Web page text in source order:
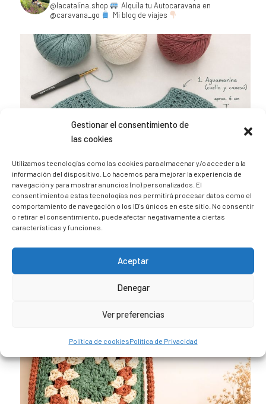
Gestionar el consentimiento de
las cookies
Utilizamos tecnologías como las cookies para almacenar y/o acceder a la
información del dispositivo. Lo hacemos para mejorar la experiencia de
navegación y para mostrar anuncios (no) personalizados. El
consentimiento a estas tecnologías nos permitirá procesar datos como el
comportamiento de navegación o los ID's únicos en este sitio. No consentir
o retirar el consentimiento, puede afectar negativamente a ciertas
características y funciones.
Aceptar
Denegar
Ver preferencias
Política de cookiesPolítica de Privacidad
@lacatalina.shop
Alquila tu Autocaravana en
@caravana_go
Mi blog de viajes